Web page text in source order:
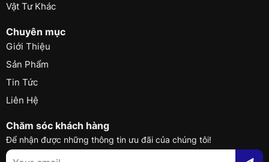
Vật Tư Khác
Chuyên mục
Giới Thiệu
Sản Phẩm
Tin Tức
Liên Hệ
Chăm sóc khách hàng
Để nhận được những thông tin ưu đãi của chúng tôi!